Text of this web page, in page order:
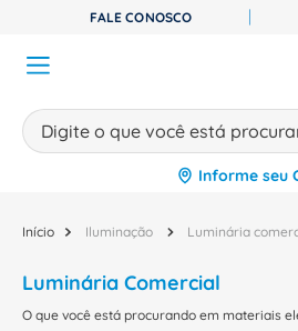
FALE CONOSCO
Digite o que você está procurando
Informe seu
Iluminação Luminária
Luminária Comercial
O que você está procurando em materiais
TERMOS MAIS BUSCADOS
1 disjuntor